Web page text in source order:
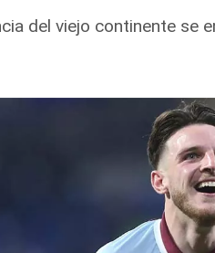
del viejo continente se